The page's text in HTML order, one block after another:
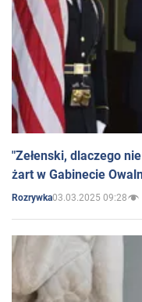
"Zełenski, dlaczego
żart w Gabinecie
Rozrywka03.03.2025 09:28